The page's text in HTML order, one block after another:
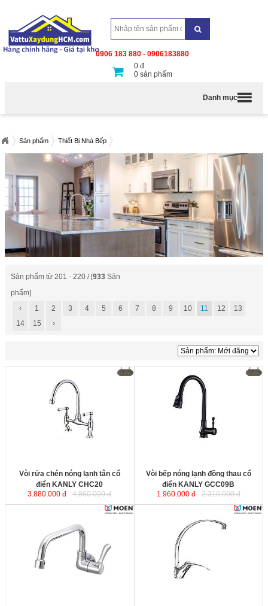
0906 183 880 - 0906183880
0 đ
0 sản phẩm
Danh mục
Sản phẩm Thiết Bị Nhà Bếp
Sản phẩm từ 201 - 220 / [933 Sản
phẩm]
‹
1 2 3 4 5 6 7 8 9 10 11 12
13
14
15 ›
Vòi rửa chén nóng lạnh tân cổ
điển KANLY CHC20
dáng mang vẻ đẹp mỹ thuật cổ điển
nhưng được cách tân bởi lớp phủ
mạ chrome sáng bóng, tạo điểm
nhấn phong cách sang trọng và
Vòi rửa chén nóng lạnh tân cổ
điển KANLY CHC20
3.880.000 đ
4.860.000 đ
Vòi bếp nóng lạnh đồng thau cổ
điển KANLY GCC09B
1.960.000 đ
2.310.000 đ
Vòi rửa bát lạnh gắn tường MOEN
được sản xuất theo công
nghệ của Mỹ, sử dụng nguyên liệu
bằng đồng nguyên chất không
chứa chì để làm thân vòi, đảm bảo
sức khỏe cho người dùng.
được sản xuất theo công
nghệ của Mỹ, sử dụng nguyên liệu
bằng đồng nguyên chất không
chứa chì để làm thân vòi, đảm bảo
sức khỏe cho người dùng.